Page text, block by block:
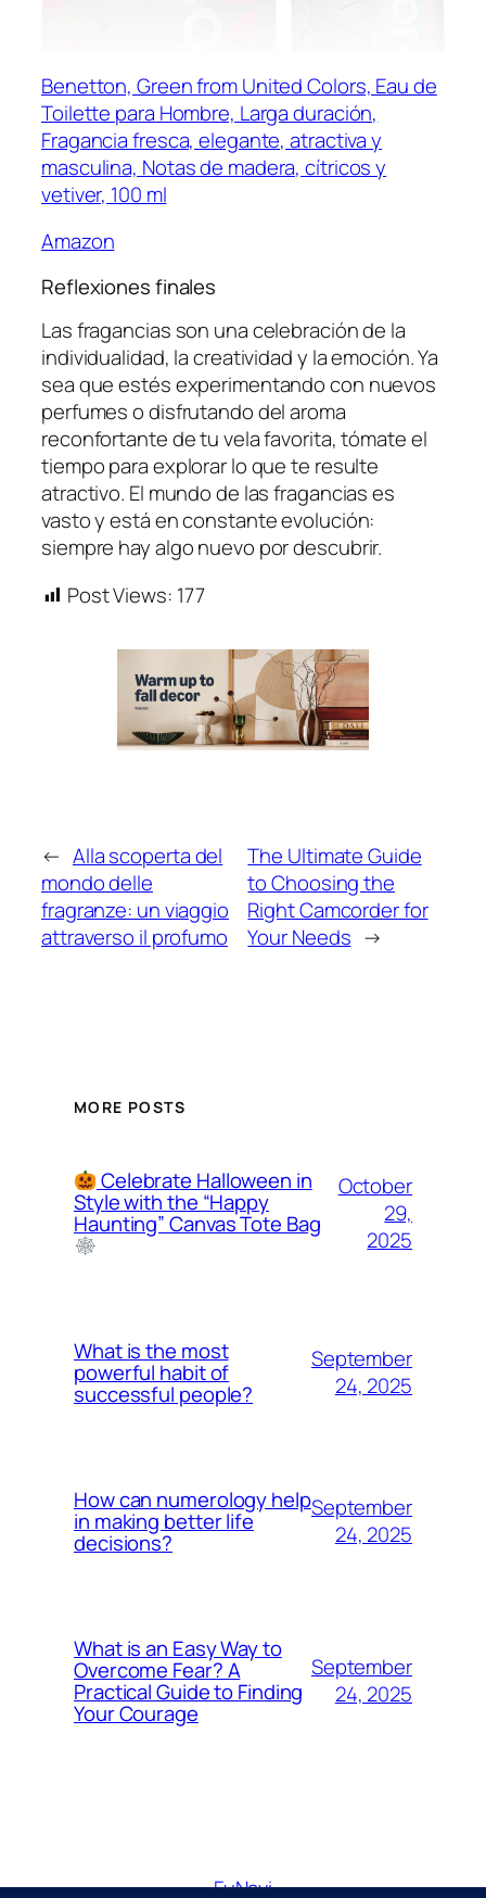
Benetton, Green from United Colors, Eau de
Toilette para Hombre, Larga duración,
Fragancia fresca, elegante, atractiva y
masculina, Notas de madera, cítricos y
vetiver, 100 ml
Amazon
Reflexiones finales
Las fragancias son una celebración de la
individualidad, la creatividad y la emoción. Ya
sea que estés experimentando con nuevos
perfumes o disfrutando del aroma
reconfortante de tu vela favorita, tómate el
tiempo para explorar lo que te resulte
atractivo. El mundo de las fragancias es
vasto y está en constante evolución:
siempre hay algo nuevo por descubrir.
Post Views: 177
← Alla scoperta del
mondo delle
fragranze: un viaggio
attraverso il profumo
The Ultimate Guide
to Choosing the
Right Camcorder for
Your Needs →
MORE POSTS
Celebrate Halloween in
Style with the “Happy
Haunting” Canvas Tote Bag
October
29,
2025
What is the most
powerful habit of
successful people?
September
24, 2025
How can numerology help
in making better life
decisions?
September
24, 2025
What is an Easy Way to
Overcome Fear? A
Practical Guide to Finding
Your Courage
September
24, 2025
FuNavi